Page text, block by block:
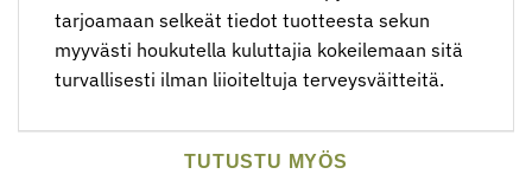
tarjoamaan selkeät tiedot tuotteesta sekun
myyvästi houkutella kuluttajia kokeilemaan sitä
turvallisesti ilman liioiteltuja terveysväitteitä.
TUTUSTU MYÖS